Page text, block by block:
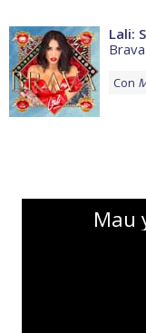
Lali:
Brava
Con
Mau